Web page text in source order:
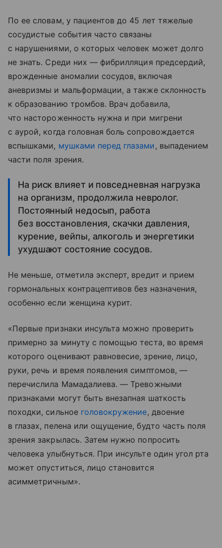
По ее словам, у пациентов до 45 лет тяжелые
сосудистые события часто связаны
с нарушениями, о которых человек может долго
не знать. Среди них — фибрилляция предсердий,
врожденные аномалии сосудов, включая
аневризмы и мальформации, а также склонность
к образованию тромбов. Врач добавила,
что настороженность нужна и при мигрени
с аурой, когда головная боль сопровождается
вспышками, мушками перед глазами , выпадением
части поля зрения.
На риск влияет и повседневная нагрузка
на организм, продолжила невролог.
Постоянный недосып, работа
без восстановления, скачки давления,
курение, вейпы, алкоголь и энергетики
ухудшают состояние сосудов.
Не меньше, отметила эксперт, вредит и прием
гормональных контрацептивов без назначения,
особенно если женщина курит.
«Первые признаки инсульта можно проверить
примерно за минуту с помощью теста, во время
которого оценивают равновесие, зрение, лицо,
руки, речь и время появления симптомов, —
перечислила Мамадалиева. — Тревожными
признаками могут быть внезапная шаткость
походки, сильное головокружение, двоение
в глазах, пелена или ощущение, будто часть поля
зрения закрылась. Затем нужно попросить
человека улыбнуться. При инсульте один угол рта
может опуститься, лицо становится
асимметричным».